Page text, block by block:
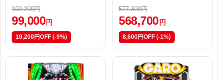
109,200円
99,000 円
10,200円OFF (-9%)
577,300円
568,700 円
8,600円OFF (-1%)